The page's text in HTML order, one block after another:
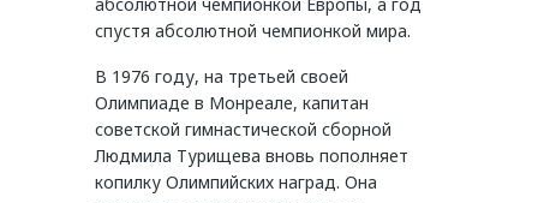
спустя абсолютной чемпионкой мира.
В 1976 году, на третьей своей
Олимпиаде в Монреале, капитан
советской гимнастической сборной
Людмила Турищева вновь пополняет
копилку Олимпийских наград. Она